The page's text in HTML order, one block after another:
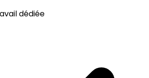
dédiée